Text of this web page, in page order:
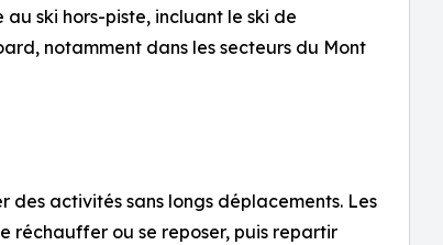
ski hors-piste, incluant le ski de
notamment dans les secteurs du Mont
activités sans longs déplacements. Les
réchauffer ou se reposer, puis repartir